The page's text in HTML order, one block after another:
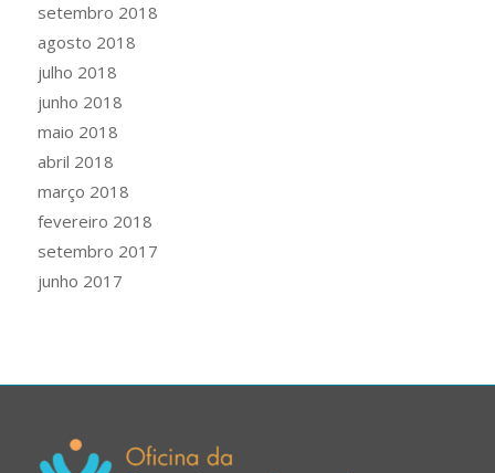
setembro 2018
agosto 2018
julho 2018
junho 2018
maio 2018
abril 2018
março 2018
fevereiro 2018
setembro 2017
junho 2017